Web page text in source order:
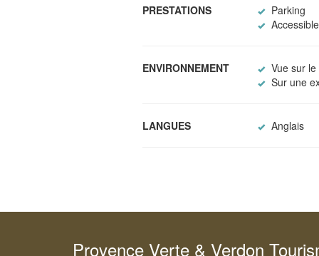
PRESTATIONS
Parking
ENVIRONNEMENT
Vue sur
Sur une
LANGUES Anglais
Provence Verte & Verdon